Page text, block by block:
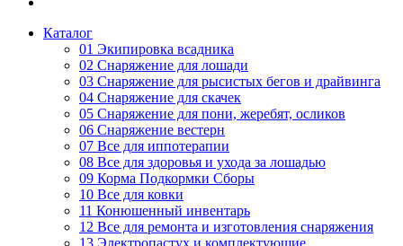
Каталог
01 Экипировка всадника
02 Снаряжение для лошади
03 Снаряжение для рысистых бегов и драйвинга
04 Снаряжение для скачек
05 Снаряжение для пони, жеребят, осликов
06 Снаряжение вестерн
07 Все для иппотерапии
08 Все для здоровья и ухода за лошадью
09 Корма Подкормки Сборы
10 Все для ковки
11 Конюшенный инвентарь
12 Все для ремонта и изготовления снаряжения
13 Электропастух и комплектующие